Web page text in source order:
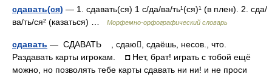
сдавать(ся) — 1. сдавать(ся) 1 с/да/ва/ть¹(ся)¹ (в плен). 2. сда/
ва/ть/ся² (казаться) …
Морфемно-орфографический словарь
сдавать — СДАВАТЬ , сдаю, сдаёшь, несов., что.
Раздавать карты игрокам. ◘ Нет, брат! играть с тобой ещё
можно, но позволять тебе карты сдавать ни ни! и не проси